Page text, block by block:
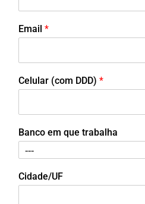
Email *
Celular (com DDD) *
Banco em que trabalha
Cidade/UF